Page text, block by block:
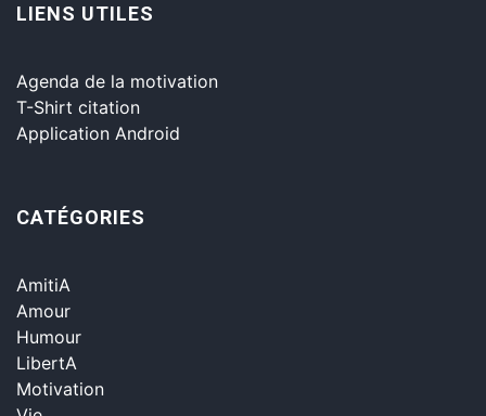
LIENS UTILES
Agenda de la motivation
T-Shirt citation
Application Android
CATÉGORIES
AmitiA
Amour
Humour
LibertA
Motivation